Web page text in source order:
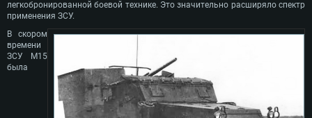
легкобронированной боевой технике. Это значительно расширяло спектр
применения ЗСУ.
В скором
времени
ЗСУ М15
была